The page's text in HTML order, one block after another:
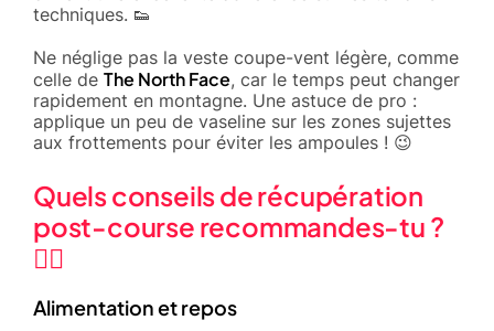
techniques. 👟
Ne néglige pas la veste coupe-vent légère, comme
celle de The North Face, car le temps peut changer
rapidement en montagne. Une astuce de pro :
applique un peu de vaseline sur les zones sujettes
aux frottements pour éviter les ampoules ! 😉
Quels conseils de récupération
post-course recommandes-tu ?
🧘‍♂️
Alimentation et repos